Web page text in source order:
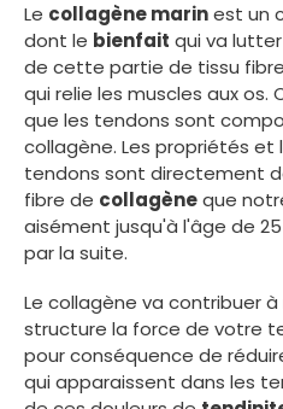
Le collagène marinest un
dont le bienfait qui va
de cette partie de tissu
qui relie les muscles aux os.
que les tendons sont
collagène. Les propriétés et
tendons sont directement
fibre de collagèneque
aisément jusqu'à l'âge de
par la suite.
Le collagène va contribuer
structure la force de votre
pour conséquence de
qui apparaissent dans les